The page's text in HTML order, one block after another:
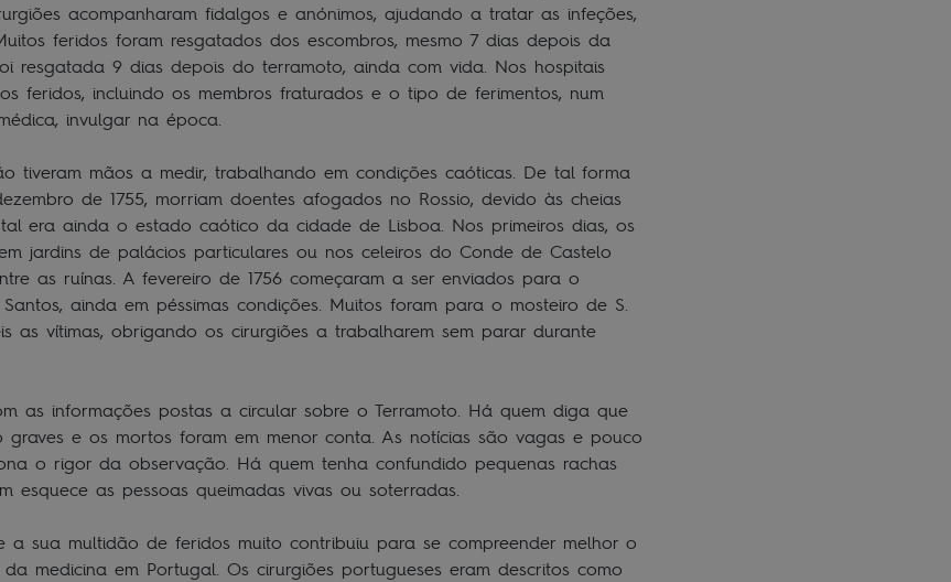
acompanharam fidalgos e anónimos, ajudando a tratar as infeções,
feridos foram resgatados dos escombros, mesmo 7 dias depois da
resgatada 9 dias depois do terramoto, ainda com vida. Nos hospitais
feridos, incluindo os membros fraturados e o tipo de ferimentos, num
invulgar na época.
tiveram mãos a medir, trabalhando em condições caóticas. De tal forma
de 1755, morriam doentes afogados no Rossio, devido às cheias
era ainda o estado caótico da cidade de Lisboa. Nos primeiros dias, os
jardins de palácios particulares ou nos celeiros do Conde de Castelo
as ruínas. A fevereiro de 1756 começaram a ser enviados para o
ainda em péssimas condições. Muitos foram para o mosteiro de S.
as vítimas, obrigando os cirurgiões a trabalharem sem parar durante
as informações postas a circular sobre o Terramoto. Há quem diga que
e os mortos foram em menor conta. As notícias são vagas e pouco
o rigor da observação. Há quem tenha confundido pequenas rachas
esquece as pessoas queimadas vivas ou soterradas.
a sua multidão de feridos muito contribuiu para se compreender melhor o
medicina em Portugal. Os cirurgiões portugueses eram descritos como